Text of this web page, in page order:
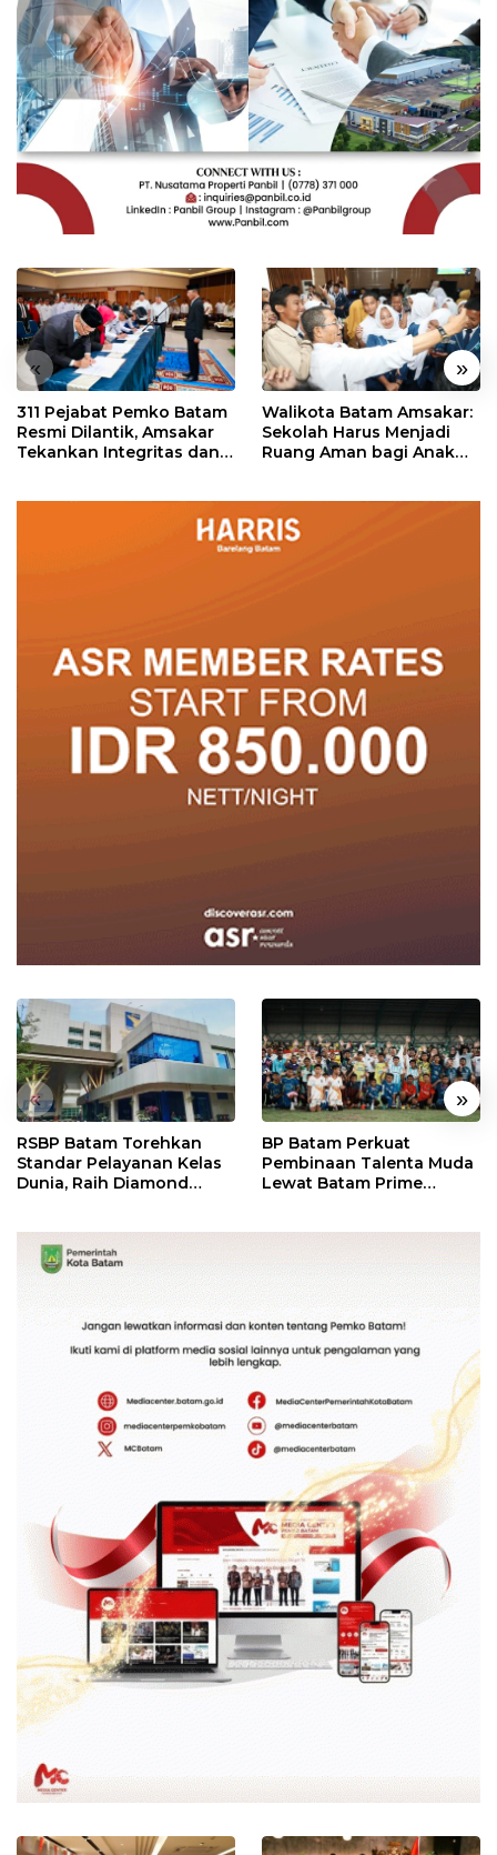
« »
311 Pejabat Pemko Batam
Resmi Dilantik, Amsakar
Tekankan Integritas dan
Walikota Batam Amsakar:
Sekolah Harus Menjadi
Ruang Aman bagi Anak
« »
RSBP Batam Torehkan
Standar Pelayanan Kelas
Dunia, Raih Diamond
BP Batam Perkuat
Pembinaan Talenta Muda
Lewat Batam Prime